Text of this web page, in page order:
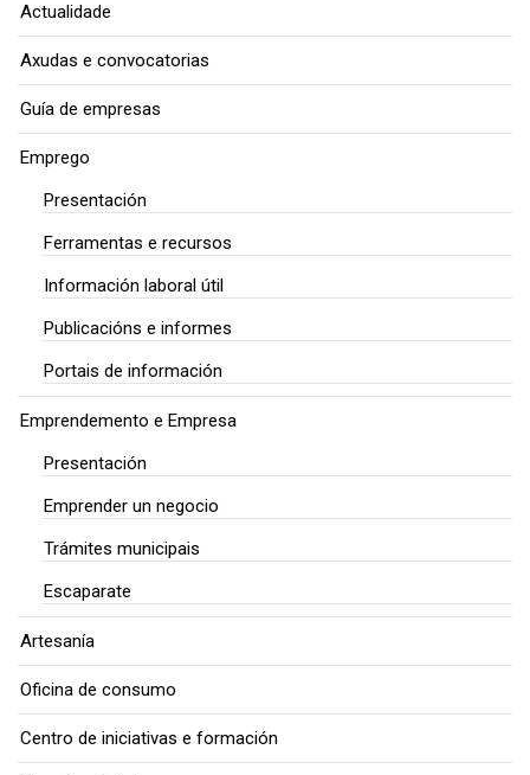
Actualidade
Axudas e convocatorias
Guía de empresas
Emprego
Presentación
Ferramentas e recursos
Información laboral útil
Publicacións e informes
Portais de información
Emprendemento e Empresa
Presentación
Emprender un negocio
Trámites municipais
Escaparate
Artesanía
Oficina de consumo
Centro de iniciativas e formación